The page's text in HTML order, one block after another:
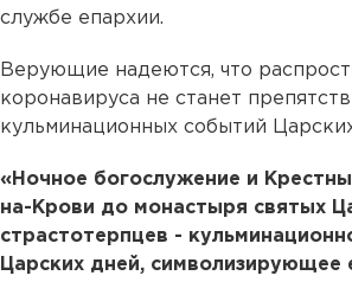
службе епархии.
Верующие надеются, что
коронавируса не станет
кульминационных событий
«Ночное богослужение и
на-Крови до монастыря святых
страстотерпцев -
Царских дней, символизирующее